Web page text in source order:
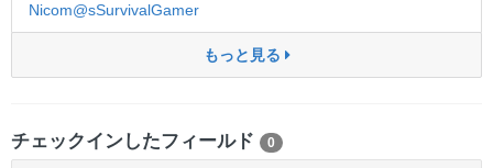
Nicom@sSurvivalGamer
もっと見る
チェックインしたフィールド 0